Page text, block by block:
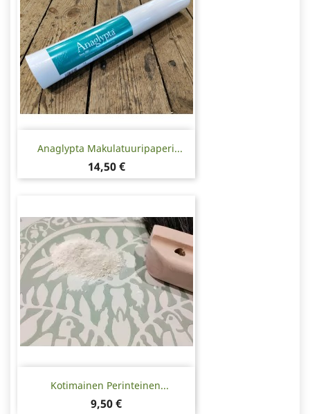
Anaglypta Makulatuuripaperi...
Hinta
14,50 €
Kotimainen Perinteinen...
Hinta
9,50 €